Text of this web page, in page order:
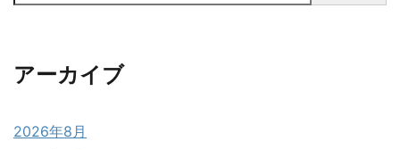
アーカイブ
2026年8月